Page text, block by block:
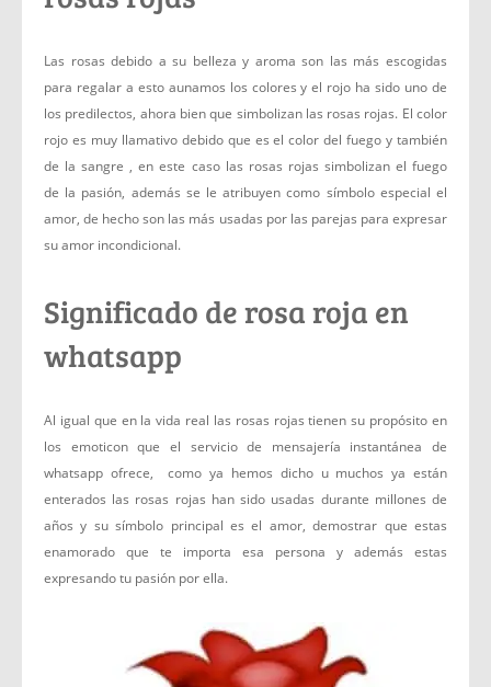
Las rosas debido a su belleza y aroma son las más escogidas
para regalar a esto aunamos los colores y el rojo ha sido uno de
los predilectos, ahora bien que simbolizan las rosas rojas. El color
rojo es muy llamativo debido que es el color del fuego y también
de la sangre , en este caso las rosas rojas simbolizan el fuego
de la pasión, además se le atribuyen como símbolo especial el
amor, de hecho son las más usadas por las parejas para expresar
su amor incondicional.
Significado de rosa roja en
whatsapp
Al igual que en la vida real las rosas rojas tienen su propósito en
los emoticon que el servicio de mensajería instantánea de
whatsapp ofrece, como ya hemos dicho u muchos ya están
enterados las rosas rojas han sido usadas durante millones de
años y su símbolo principal es el amor, demostrar que estas
enamorado que te importa esa persona y además estas
expresando tu pasión por ella.